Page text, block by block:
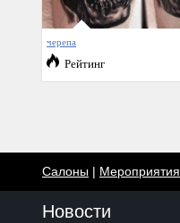
черепа
Рейтинг
Салоны | Мероприятия
Новости